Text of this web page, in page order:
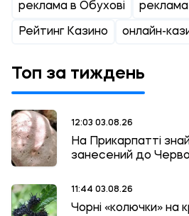
реклама в Обухові реклама
Рейтинг Казино онлайн-
Топ за тиждень
12:03 03.08.26
На Прикарпатті
занесений до
11:44 03.08.26
Чорні «колючки» на